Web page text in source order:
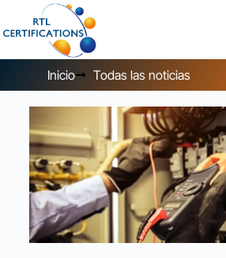
Inicio Todas las noticias